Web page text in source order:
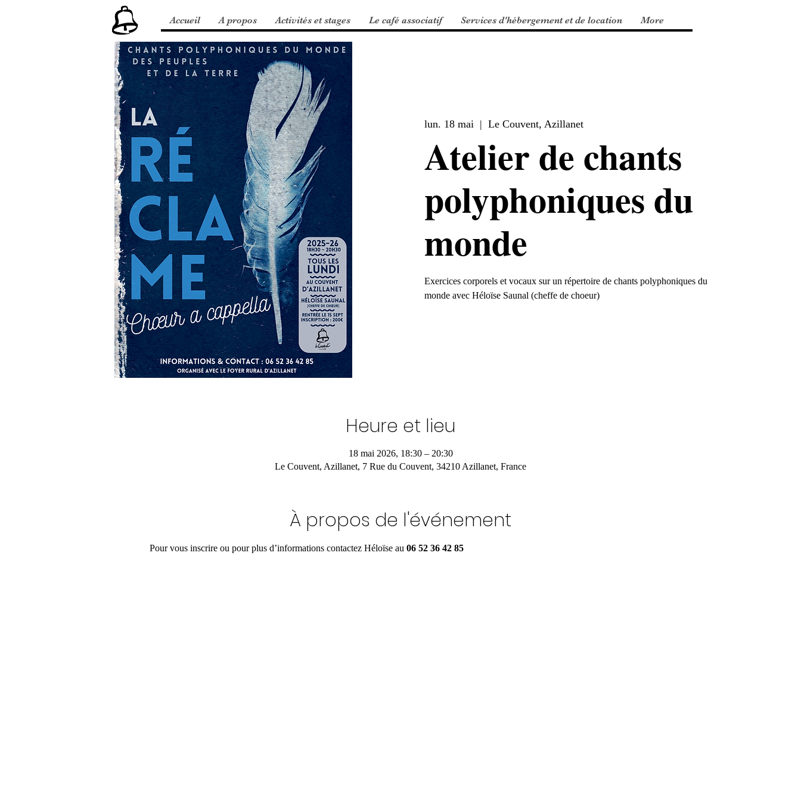
Accueil A propos Activités et stages Le café associatif Services d'hébergement et de location More
lun. 18 mai
  |
Le Couvent, Azillanet
Atelier de chants
polyphoniques du
monde
Exercices corporels et vocaux sur un répertoire de chants polyphoniques du
monde avec Héloïse Saunal (cheffe de choeur)
Heure et lieu
18 mai 2026, 18:30 – 20:30
Le Couvent, Azillanet, 7 Rue du Couvent, 34210 Azillanet, France
À propos de l'événement
Pour vous inscrire ou pour plus d’informations contactez Héloïse au 06 52 36 42 85